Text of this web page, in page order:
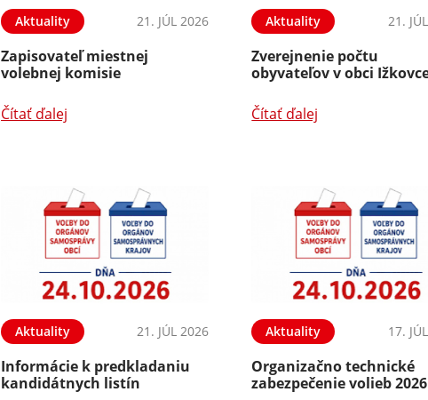
Aktuality 21. JÚL 2026
Zapisovateľ miestnej
volebnej komisie
Čítať ďalej
Aktuality 21.
Zverejnenie počtu
obyvateľov v obci
Čítať ďalej
Aktuality 21. JÚL 2026
Informácie k predkladaniu
kandidátnych listín
Aktuality 17.
Organizačno technické
zabezpečenie volieb 2026